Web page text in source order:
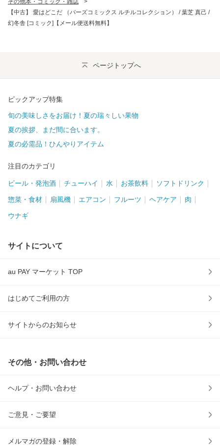
その他本・コミック・雑誌
>
【中古】 愛はどこだ （バーズコミックス ルチルコレクション） / 葉芝 真己 /
幻冬舎 [コミック]【メール便送料無料】
ページトップへ
ピックアップ特集
旬の美味しさをお届け！夏の瑞々しい果物
夏の挨拶、まだ間に合います。
夏の必需品！ひんやりアイテム
注目のカテゴリ
ビール・発泡酒 チューハイ 水 お茶飲料 ソフトドリンク
惣菜・食材 扇風機 エアコン フルーツ ヘアケア 肉
ウナギ
サイトについて
au PAY マーケット TOP
はじめてご利用の方
サイトからのお知らせ
その他・お問い合わせ
ヘルプ・お問い合わせ
ご意見・ご要望
メルマガの登録・解除